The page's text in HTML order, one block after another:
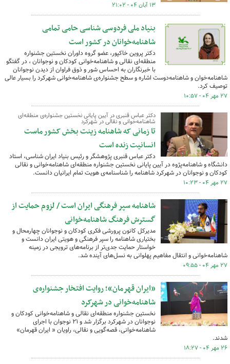
۱۳ آبان ۰۴ - ۲۱:۰۲
بنیاد ملی فردوسی شناسی حامی تمامی
شاهنامه‌خوانان در کشور است
دکتر پروین خاکپور، عضو گروه داوران نخستین جشنواره
منطقه‌ای نقالی و شاهنامه‌خوانی کودکان و نوجوانان ، در گفتگو
با خبرنگاران به احساس شور و ذوق فراوان از دیدن نوجوانان
شاهنامه‌خوان و شاهنامه‎‌دوست اشاره و سطح جشنواره‌ی شاهنامه‌خوانی شهرکرد را بسیار عالی
توصیف کرد.
۲۷ مهر ۰۴ - ۱۰:۵۷
دکتر عباس قنبری در آیین پایانی نخستین جشنواره‌ی منطقه‌ای
شاهنامه‌خوانی و نقالی در شهرکرد
تا زمانی که شاهنامه زینت بخش کشور ماست
انسانیت زنده است
دکتر عباس قنبری پژوهشگر و رئیس بنیاد ایران شناسی، استاد
دانشگاه و شاهنامه‌پژوه در آیین پایانی نخستین جشنواره منطقه‌ای شاهنامه‌خوانی و نقالی
کودکان و نوجوانان در شهرکرد شاهنامه را شناسنامه‌ی هویت تمام ایرانیان دانست.
۲۷ مهر ۰۴ - ۱۰:۲۳
شاهنامه سپر فرهنگی ایران است / لزوم حمایت از
گسترش فرهنگ شاهنامه‌خوانی
مدیرکل کانون پرورشی فکری کودکان و نوجوانان چهارمحال و
بختیاری شاهنامه را سپر فرهنگی و هویتی ایران دانست و
خواستار حمایت جدی‌تر از برنامه‌های ترویجی در زمینه
شاهنامه‌خوانی و انتقال مفاهیم پهلوانی به نسل‌های آینده شد.
۲۷ مهر ۰۴ - ۰۹:۵۵
«ایران قهرمان»؛ روایت افتخار جشنواره‌ی
شاهنامه‌خوانی در شهرکرد
نخستین جشنواره منطقه‌ای نقالی و شاهنامه‌خوانی کودکان و
نوجوانان در شهرکرد برگزار شد و ۲۱ نوجوان با اجرای
شاهنامه‌خوانی، قصه‌گویی و نقالی، راویان « ایران قهرمان»
شدند.
۲۶ مهر ۰۴ - ۱۸:۲۷